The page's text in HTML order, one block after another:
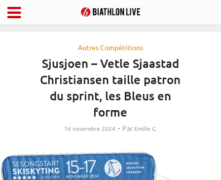
Autres Compétitions
Sjusjoen – Vetle Sjaastad
Christiansen taille patron
du sprint, les Bleus en
forme
16 novembre 2024 Par Emilie C.